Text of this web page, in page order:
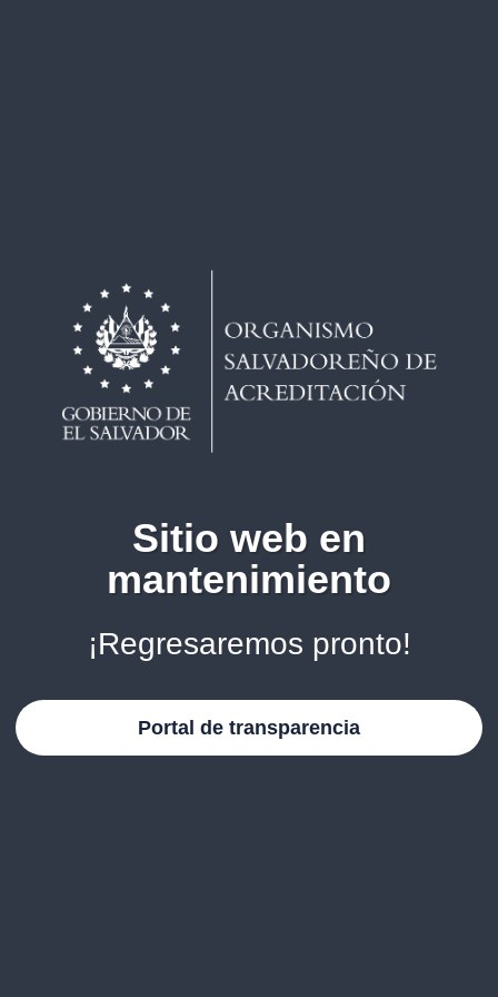
Sitio web en
mantenimiento
¡Regresaremos pronto!
Portal de transparencia